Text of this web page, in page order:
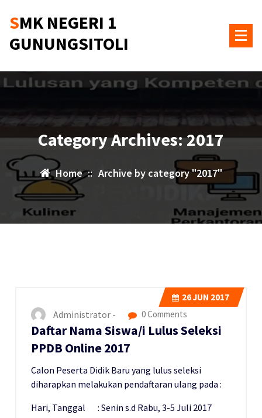
SMK NEGERI 1
GUNUNGSITOLI
Category Archives: 2017
Home :: Archive by category "2017"
26JUN 2017
Administrator - 0 Comments
Daftar Nama Siswa/i Lulus Seleksi
PPDB Online 2017
Calon Peserta Didik Baru yang lulus seleksi
diharapkan melakukan pendaftaran ulang pada :
Hari, Tanggal : Senin s.d Rabu, 3-5 Juli 2017